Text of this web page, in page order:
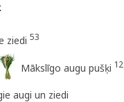
ziedi 53
Mākslīgo augu pušķi 12
augi un ziedi